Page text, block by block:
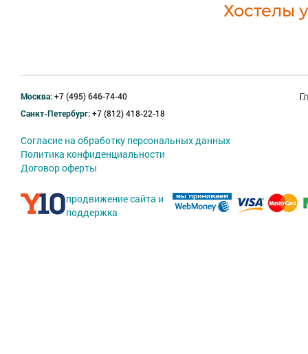
Хостелы
Москва:+7 (495) 646-74-40
Санкт-Петербург:+7 (812) 418-22-18
Согласие на обработку персональных данных
Политика конфиденциальности
Договор оферты
продвижение сайта и
поддержка